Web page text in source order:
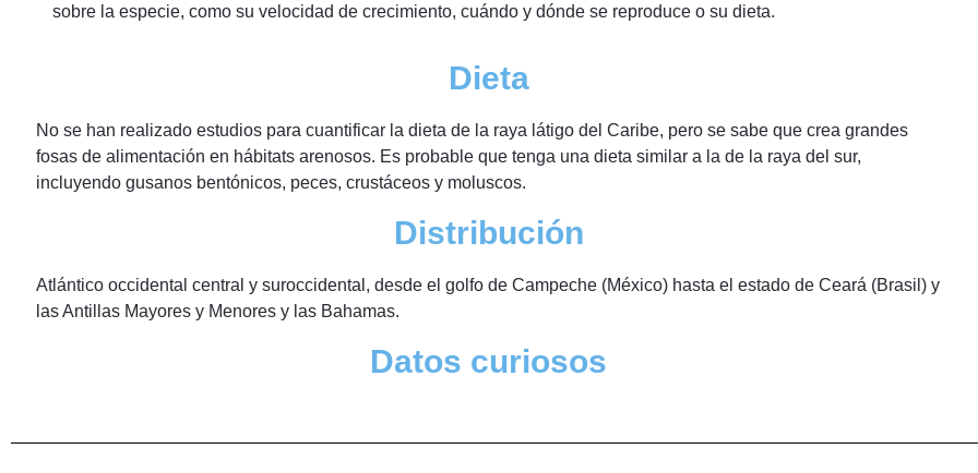
sobre la especie, como su velocidad de crecimiento, cuándo y dónde se reproduce o su dieta.
Dieta
No se han realizado estudios para cuantificar la dieta de la raya látigo del Caribe, pero se sabe que crea grandes
fosas de alimentación en hábitats arenosos. Es probable que tenga una dieta similar a la de la raya del sur,
incluyendo gusanos bentónicos, peces, crustáceos y moluscos.
Distribución
Atlántico occidental central y suroccidental, desde el golfo de Campeche (México) hasta el estado de Ceará (Brasil) y
las Antillas Mayores y Menores y las Bahamas.
Datos curiosos